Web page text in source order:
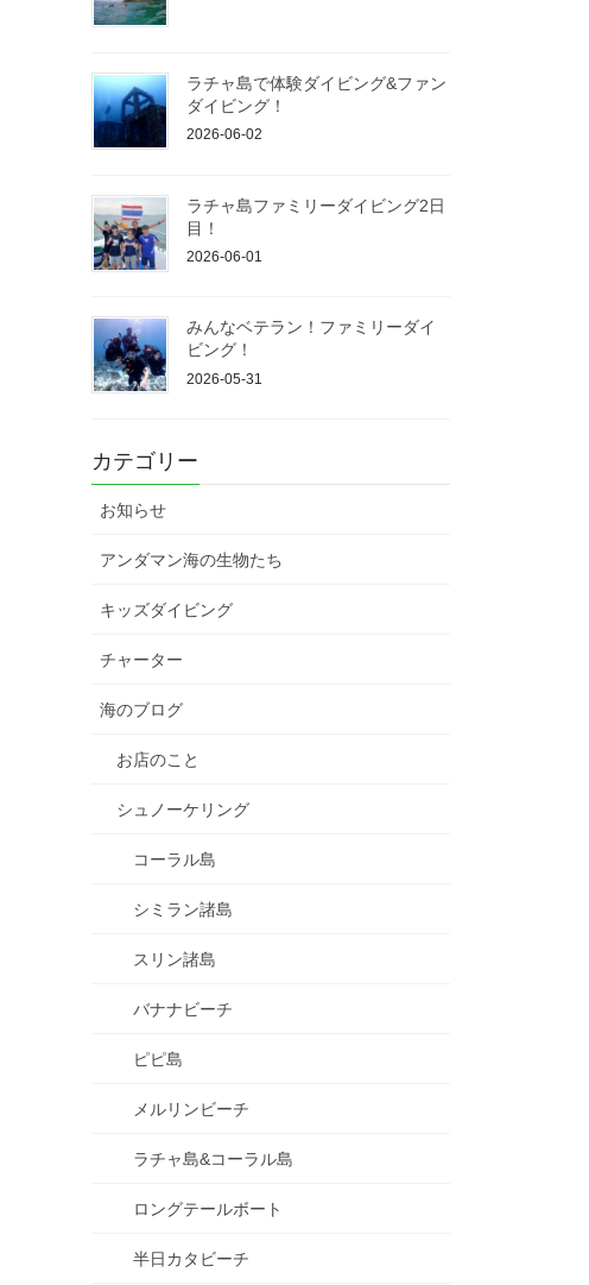
ラチャ島で体験ダイビング&ファン
ダイビング！
2026-06-02
ラチャ島ファミリーダイビング2日
目！
2026-06-01
みんなベテラン！ファミリーダイ
ビング！
2026-05-31
カテゴリー
お知らせ
アンダマン海の生物たち
キッズダイビング
チャーター
海のブログ
お店のこと
シュノーケリング
コーラル島
シミラン諸島
スリン諸島
バナナビーチ
ピピ島
メルリンビーチ
ラチャ島&コーラル島
ロングテールボート
半日カタビーチ